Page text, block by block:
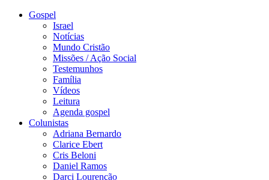
Gospel
Israel
Notícias
Mundo Cristão
Missões / Ação Social
Testemunhos
Família
Vídeos
Leitura
Agenda gospel
Colunistas
Adriana Bernardo
Clarice Ebert
Cris Beloni
Daniel Ramos
Darci Lourenção